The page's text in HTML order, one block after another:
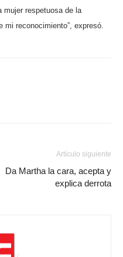
mujer respetuosa de la
mi reconocimiento”, expresó.
Artículo siguiente
Da Martha la cara, acepta y
explica derrota